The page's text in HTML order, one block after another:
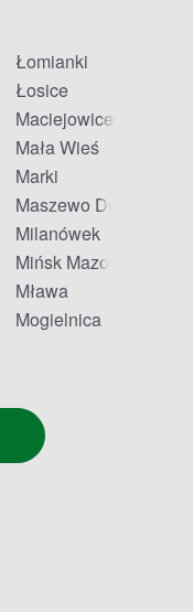
Łomianki
Łosice
Maciejowice
Mała Wieś
Marki
Maszewo Duże
Milanówek
Mińsk Mazowiecki
Mława
Mogielnica